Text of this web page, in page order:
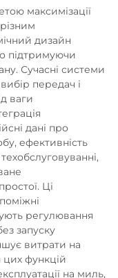
максимізації
дизайн
підтримуючи
Сучасні системи
передач і
ваги
дані про
ефективність
Ці
регулювання
запуску
витрати на
цих функцій
на миль,